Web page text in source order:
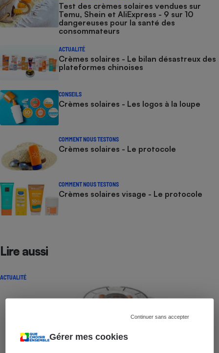
Gérer mes cookies
Continuer sans accepter
Test des crèmes solaires vendues sur
Temu, Shein et AliExpress - 9 sur 10
dangereuses pour la santé des
consommateurs
ACTUALITÉ
Crèmes solaires - Le bilan désastreux des
plateformes chinoises
CONSEILS
Crèmes solaires - Les logos à la loupe
COMMENT NOUS TESTONS
Crèmes solaires - Le protocole
COMMENT NOUS TESTONS
Crèmes solaires visage - Le protocole
Lire aussi
ACTUALITÉ